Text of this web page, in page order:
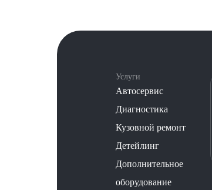
Услуги
Автосервис
Диагностика
Кузовной ремонт
Детейлинг
Дополнительное
оборудование